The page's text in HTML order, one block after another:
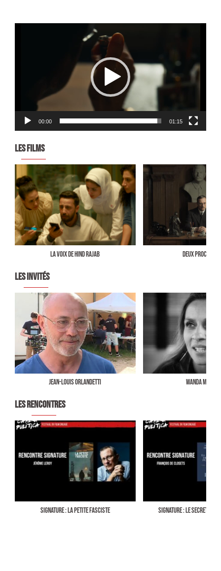
00:00 01:15
LES FILMS
LA VOIX DE HIND RAJAB DEUX
LES INVITÉS
Jean-Louis Orlandetti Wanda Mastor
LES RENCONTRES
SIGNATURE : LA PETITE FASCISTE SIGNATURE : LE SECRET DES